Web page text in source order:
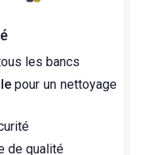
les bancs
pour un nettoyage
de qualité